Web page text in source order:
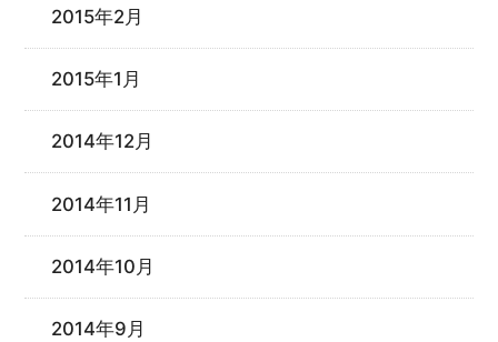
2015年2月
2015年1月
2014年12月
2014年11月
2014年10月
2014年9月